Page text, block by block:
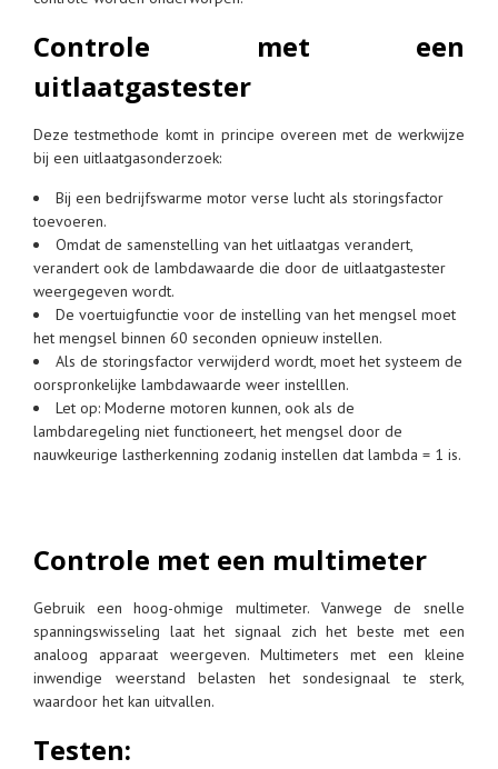
Controle met een
uitlaatgastester
Deze testmethode komt in principe overeen met de werkwijze
bij een uitlaatgasonderzoek:
Bij een bedrijfswarme motor verse lucht als storingsfactor
toevoeren.
Omdat de samenstelling van het uitlaatgas verandert,
verandert ook de lambdawaarde die door de uitlaatgastester
weergegeven wordt.
De voertuigfunctie voor de instelling van het mengsel moet
het mengsel binnen 60 seconden opnieuw instellen.
Als de storingsfactor verwijderd wordt, moet het systeem de
oorspronkelijke lambdawaarde weer instelllen.
Let op: Moderne motoren kunnen, ook als de
lambdaregeling niet functioneert, het mengsel door de
nauwkeurige lastherkenning zodanig instellen dat lambda = 1 is.
Controle met een multimeter
Gebruik een hoog-ohmige multimeter. Vanwege de snelle
spanningswisseling laat het signaal zich het beste met een
analoog apparaat weergeven. Multimeters met een kleine
inwendige weerstand belasten het sondesignaal te sterk,
waardoor het kan uitvallen.
Testen: